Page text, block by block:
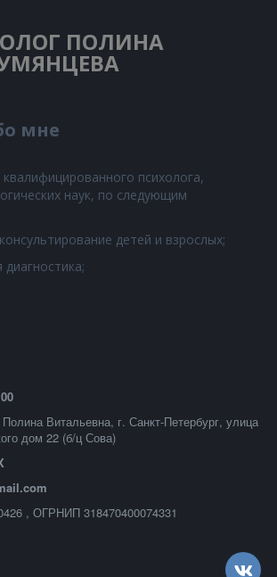
ПОЛИНА
мне
квалифицированного психолога,
наук, по следующим
детей и взрослых;
диагностика;
Витальевна, г. Санкт-Петербург, улица
дом 22 (б/ц Сова)
, ОГРНИП 318470400074331